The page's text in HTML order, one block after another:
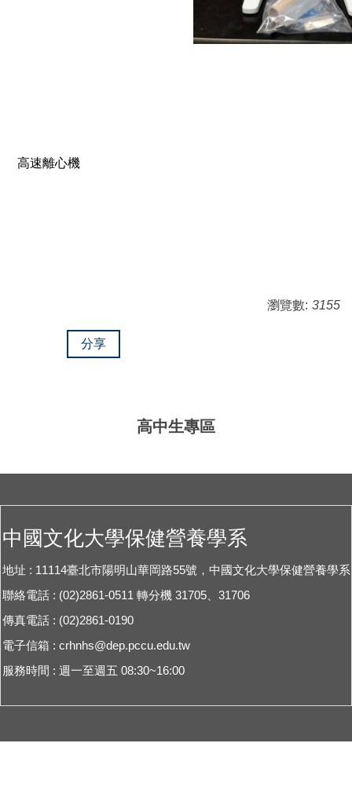
高速離心機
瀏覽數: 3155
分享
高中生專區
中國文化大學保健營養學系
地址 : 11114臺北市陽明山華岡路55號，中國文化大學保健營養學
聯絡電話 : (02)2861-0511 轉分機 31705、31706
傳真電話 : (02)2861-0190
電子信箱 : crhnhs@dep.pccu.edu.tw
服務時間 : 週一至週五 08:30~16:00